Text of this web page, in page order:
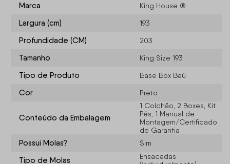
Marca King House ®
Largura (cm) 193
Profundidade (CM) 203
Tamanho King Size 193
Tipo de Produto Base Box Baú
Cor Preto
Conteúdo da Embalagem
1 Colchão, 2 Boxes, Kit
Pés, 1 Manual de
Montagem/Certificado
de Garantia
Possui Molas? Sim
Tipo de Molas
Ensacadas